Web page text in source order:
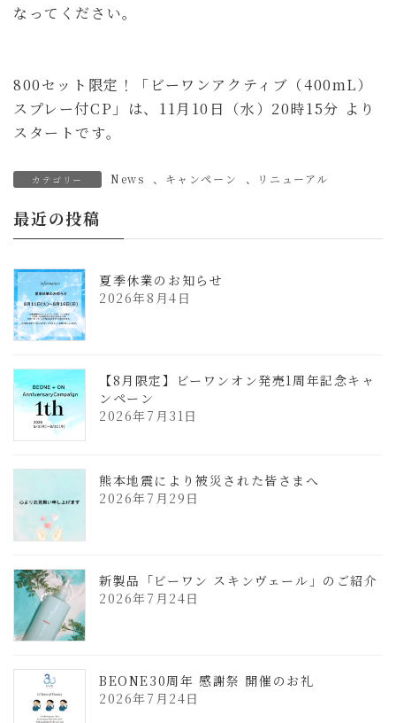
なってください。
800セット限定！「ビーワンアクティブ（400mL）
スプレー付CP」は、11月10日（水）20時15分 より
スタートです。
カテゴリー News 、 キャンペーン 、 リニューアル
最近の投稿
夏季休業のお知らせ
2026年8月4日
【8月限定】ビーワンオン発売1周年記念キャ
ンペーン
2026年7月31日
熊本地震により被災された皆さまへ
2026年7月29日
新製品「ビーワン スキンヴェール」のご紹介
2026年7月24日
BEONE30周年 感謝祭 開催のお礼
2026年7月24日